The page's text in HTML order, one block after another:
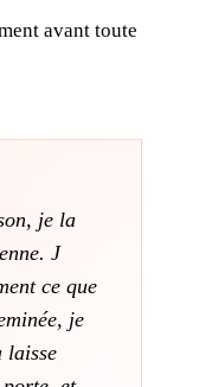
avant toute
je la
J
ce que
je
laisse